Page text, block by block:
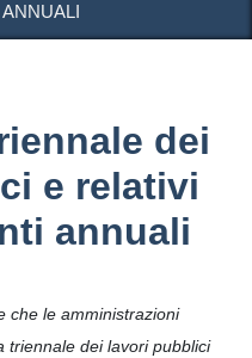
dei
e relativi
annuali
che le amministrazioni
triennale dei lavori pubblici